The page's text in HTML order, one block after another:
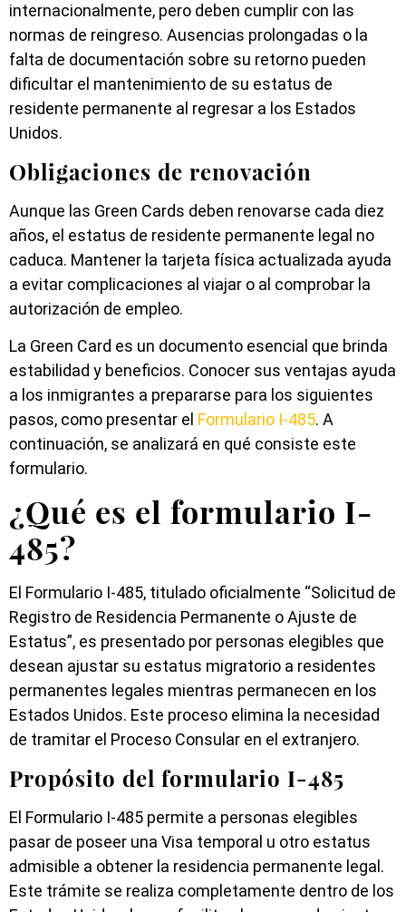
internacionalmente, pero deben cumplir con las
normas de reingreso. Ausencias prolongadas o la
falta de documentación sobre su retorno pueden
dificultar el mantenimiento de su estatus de
residente permanente al regresar a los Estados
Unidos.
Obligaciones de renovación
Aunque las Green Cards deben renovarse cada diez
años, el estatus de residente permanente legal no
caduca. Mantener la tarjeta física actualizada ayuda
a evitar complicaciones al viajar o al comprobar la
autorización de empleo.
La Green Card es un documento esencial que brinda
estabilidad y beneficios. Conocer sus ventajas ayuda
a los inmigrantes a prepararse para los siguientes
pasos, como presentar el Formulario I-485. A
continuación, se analizará en qué consiste este
formulario.
¿Qué es el formulario I-
485?
El Formulario I-485, titulado oficialmente “Solicitud de
Registro de Residencia Permanente o Ajuste de
Estatus”, es presentado por personas elegibles que
desean ajustar su estatus migratorio a residentes
permanentes legales mientras permanecen en los
Estados Unidos. Este proceso elimina la necesidad
de tramitar el Proceso Consular en el extranjero.
Propósito del formulario I-485
El Formulario I-485 permite a personas elegibles
pasar de poseer una Visa temporal u otro estatus
admisible a obtener la residencia permanente legal.
Este trámite se realiza completamente dentro de los